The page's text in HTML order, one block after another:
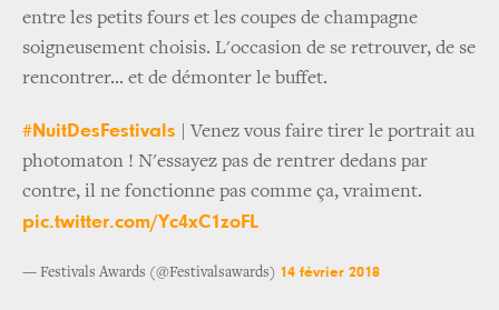
entre les petits fours et les coupes de champagne
soigneusement choisis. L'occasion de se retrouver, de se
rencontrer... et de démonter le buffet.
#NuitDesFestivals | Venez vous faire tirer le portrait au
photomaton ! N'essayez pas de rentrer dedans par
contre, il ne fonctionne pas comme ça, vraiment.
pic.twitter.com/Yc4xC1zoFL
— Festivals Awards (@Festivalsawards) 14 février 2018